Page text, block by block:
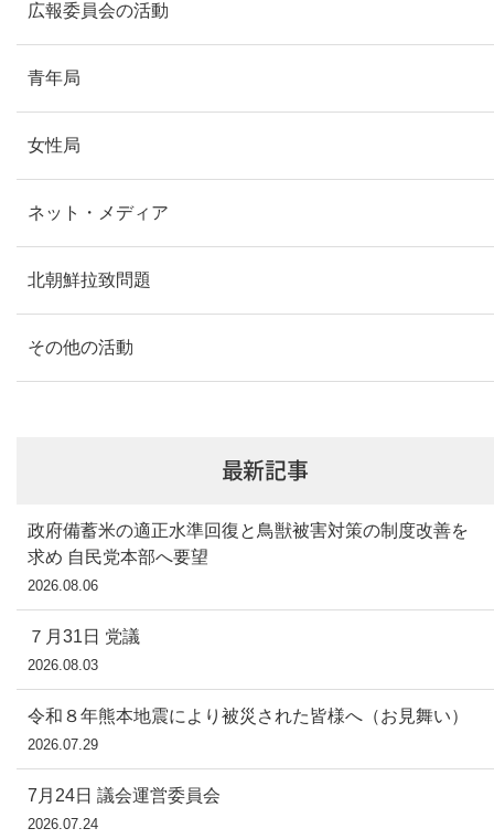
広報委員会の活動
青年局
女性局
ネット・メディア
北朝鮮拉致問題
その他の活動
最新記事
政府備蓄米の適正水準回復と鳥獣被害対策の制度改善を
求め 自民党本部へ要望
2026.08.06
７月31日 党議
2026.08.03
令和８年熊本地震により被災された皆様へ（お見舞い）
2026.07.29
7月24日 議会運営委員会
2026.07.24